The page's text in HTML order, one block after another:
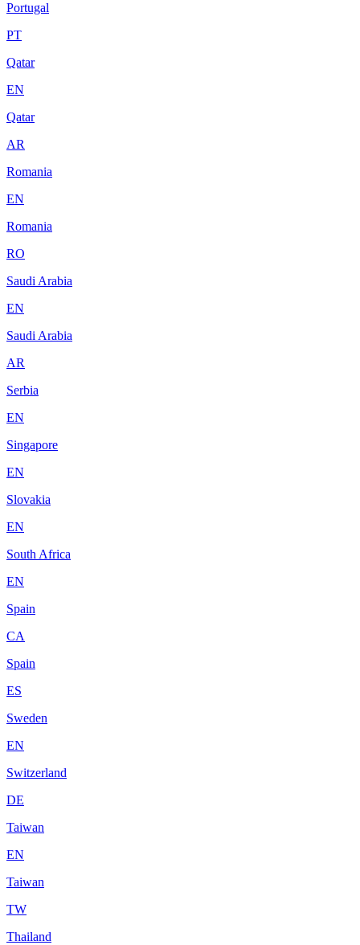
Portugal
PT
Qatar
EN
Qatar
AR
Romania
EN
Romania
RO
Saudi Arabia
EN
Saudi Arabia
AR
Serbia
EN
Singapore
EN
Slovakia
EN
South Africa
EN
Spain
CA
Spain
ES
Sweden
EN
Switzerland
DE
Taiwan
EN
Taiwan
TW
Thailand